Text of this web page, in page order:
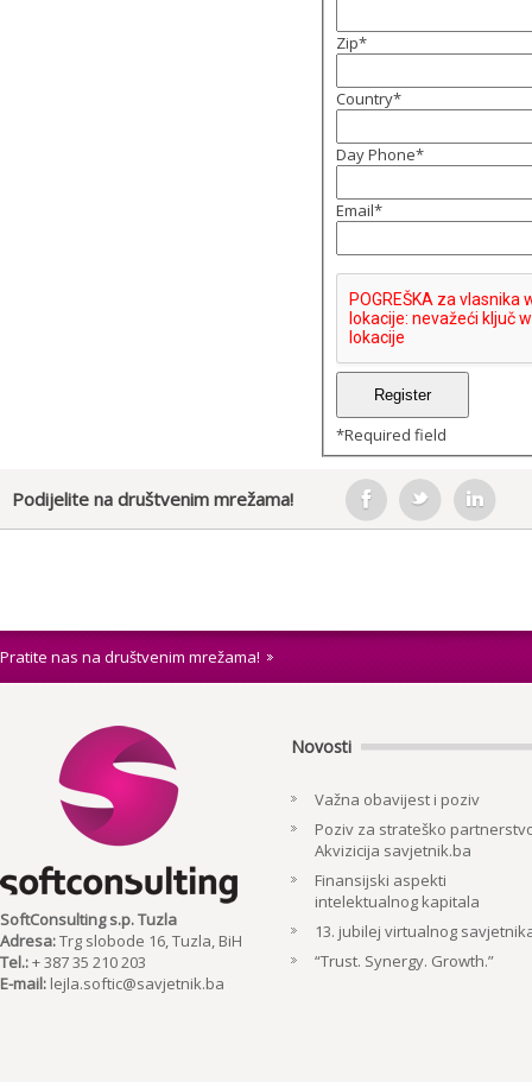
Zip*
Country*
Day Phone*
Email*
*Required field
Podijelite na društvenim mrežama!
Pratite nas na društvenim mrežama!
SoftConsulting s.p. Tuzla
Adresa:Trg slobode 16, Tuzla, BiH
Tel.:+ 387 35 210 203
E-mail: lejla.softic@savjetnik.ba
Novosti
Važna obavijest i poziv
Poziv za strateško
Akvizicija savjetnik.ba
Finansijski aspekti
intelektualnog kapitala
13. jubilej virtualnog
“Trust. Synergy. Growth.”